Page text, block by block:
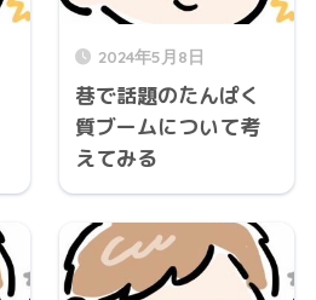
2024年5月8日
巷で話題のたんぱく
質ブームについて考
えてみる